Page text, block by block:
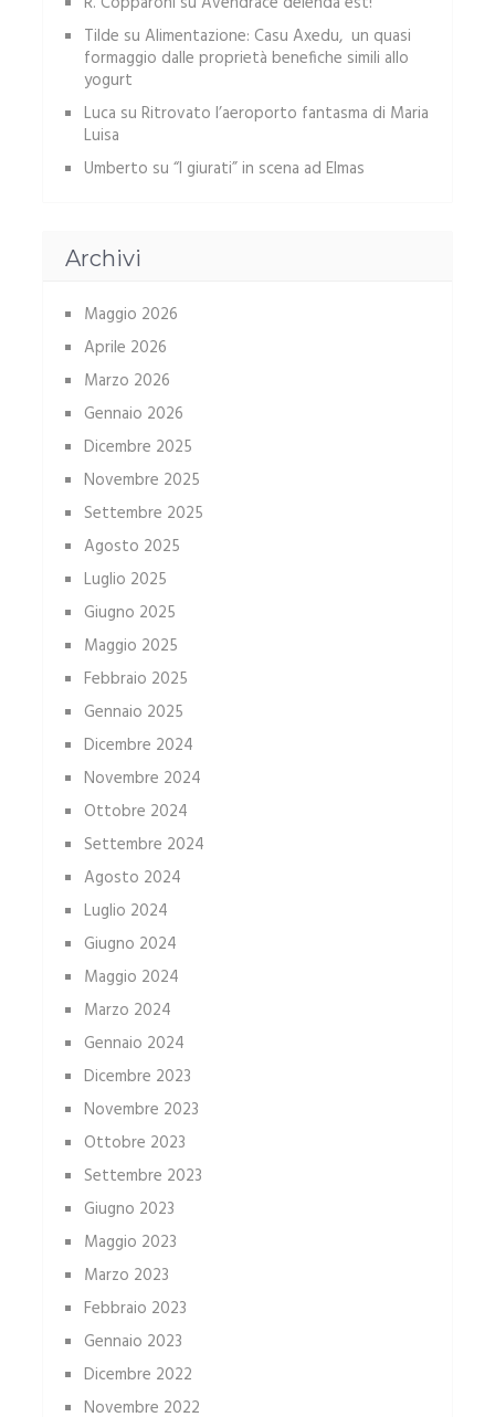
Tilde su Alimentazione: Casu Axedu, un quasi
formaggio dalle proprietà benefiche simili allo
yogurt
Luca su Ritrovato l’aeroporto fantasma di Maria
Luisa
Umberto su “I giurati” in scena ad Elmas
Archivi
Maggio 2026
Aprile 2026
Marzo 2026
Gennaio 2026
Dicembre 2025
Novembre 2025
Settembre 2025
Agosto 2025
Luglio 2025
Giugno 2025
Maggio 2025
Febbraio 2025
Gennaio 2025
Dicembre 2024
Novembre 2024
Ottobre 2024
Settembre 2024
Agosto 2024
Luglio 2024
Giugno 2024
Maggio 2024
Marzo 2024
Gennaio 2024
Dicembre 2023
Novembre 2023
Ottobre 2023
Settembre 2023
Giugno 2023
Maggio 2023
Marzo 2023
Febbraio 2023
Gennaio 2023
Dicembre 2022
Novembre 2022